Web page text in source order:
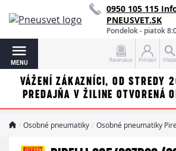
0950 105 115
PNEUSVET.SK
Pondelok - piatok
MENU Rezervácia Prihlásiť
VÁŽENÍ ZÁKAZNÍCI, OD STREDY
PREDAJŇA V ŽILINE OTVORENÁ
Osobné pneumatiky Osobné pneumatiky